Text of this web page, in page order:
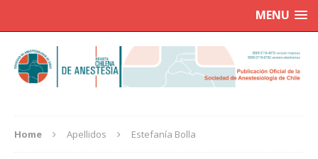
MENU
Home Apellidos Estefanía Bolla